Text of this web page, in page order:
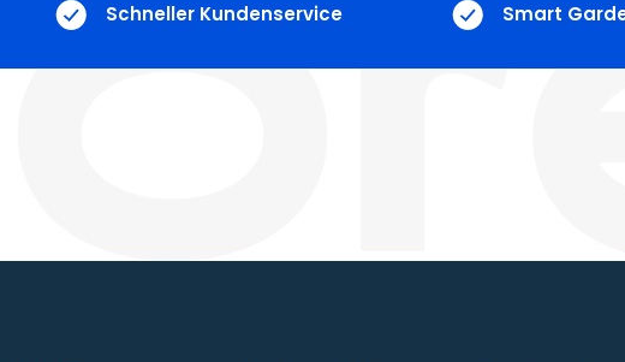
Schneller Kundenservice Smart